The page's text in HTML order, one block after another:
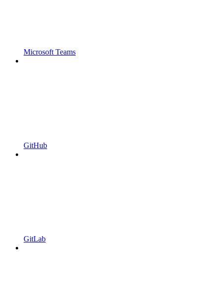
Microsoft Teams
GitHub
GitLab